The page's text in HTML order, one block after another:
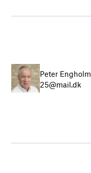
Peter Engholm
25@mail.dk